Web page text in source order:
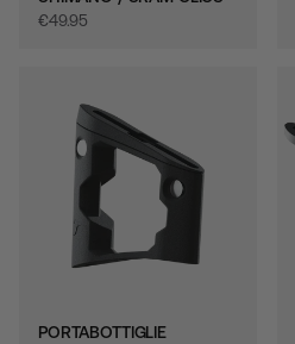
€‎49.95
PORTABOTTIGLIE